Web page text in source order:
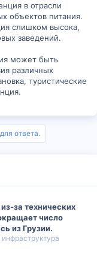
в отрасли
объектов питания.
слишком высока,
заведений.
может быть
различных
туристические
ответа.
за технических
число
из Грузии.